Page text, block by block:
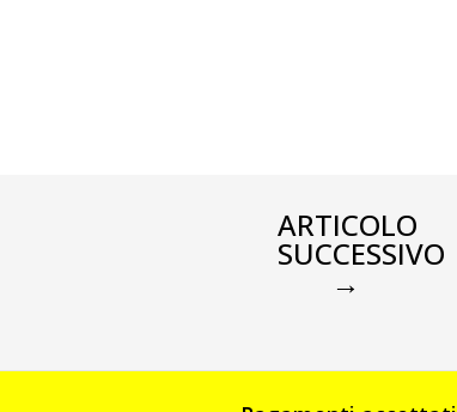
ARTICOLO
SUCCESSIVO
→